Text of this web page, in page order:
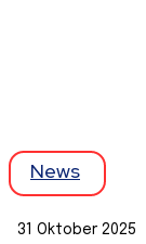
News
31 Oktober 2025